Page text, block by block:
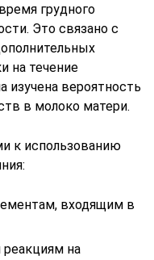
грудного
Это связано с
на течение
изучена вероятность
в молоко матери.
к использованию
входящим в
реакциям на